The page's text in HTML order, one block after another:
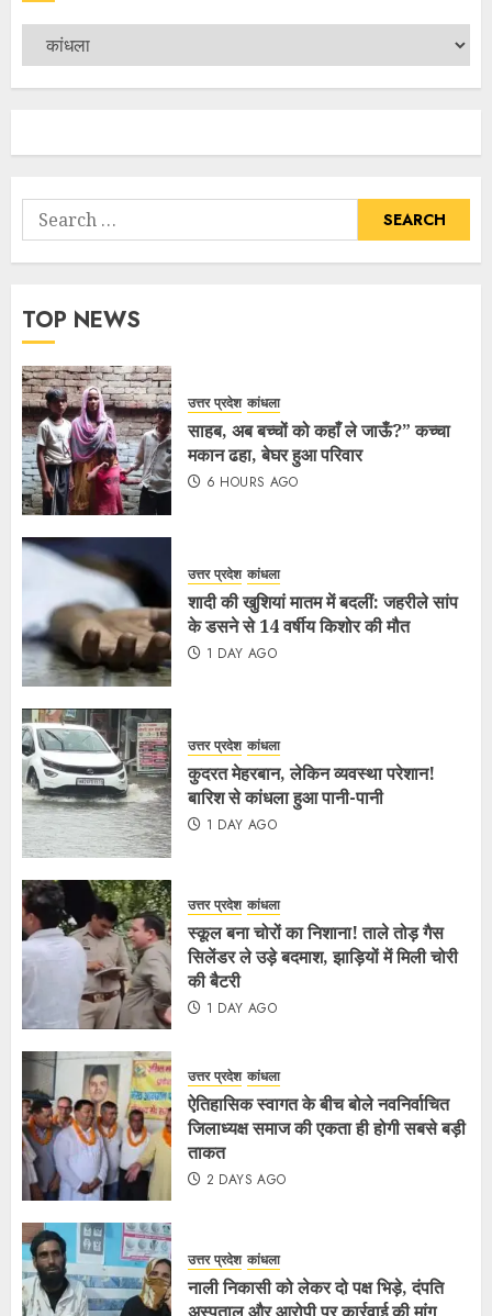
TOP NEWS
उत्तर प्रदेश कांधला
साहब, अब बच्चों को कहाँ ले जाऊँ?” कच्चा
मकान ढहा, बेघर हुआ परिवार
6 HOURS AGO
उत्तर प्रदेश कांधला
शादी की खुशियां मातम में बदलीं: जहरीले सांप
के डसने से 14 वर्षीय किशोर की मौत
1 DAY AGO
उत्तर प्रदेश कांधला
कुदरत मेहरबान, लेकिन व्यवस्था परेशान!
बारिश से कांधला हुआ पानी-पानी
1 DAY AGO
उत्तर प्रदेश कांधला
स्कूल बना चोरों का निशाना! ताले तोड़ गैस
सिलेंडर ले उड़े बदमाश, झाड़ियों में मिली चोरी
की बैटरी
1 DAY AGO
उत्तर प्रदेश कांधला
ऐतिहासिक स्वागत के बीच बोले नवनिर्वाचित
जिलाध्यक्ष समाज की एकता ही होगी सबसे बड़ी
ताकत
2 DAYS AGO
उत्तर प्रदेश कांधला
नाली निकासी को लेकर दो पक्ष भिड़े, दंपति
अस्पताल और आरोपी पर कार्रवाई की मांग